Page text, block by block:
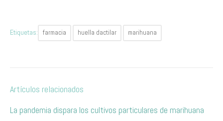
Etiquetas: farmacia huella dactilar marihuana
Artículos relacionados
La pandemia dispara los cultivos particulares de marihuana